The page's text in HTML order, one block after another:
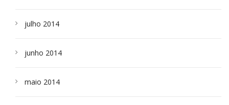
julho 2014
junho 2014
maio 2014